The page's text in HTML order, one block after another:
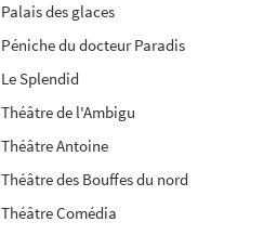
Palais des glaces
Péniche du docteur Paradis
Le Splendid
Théâtre de l'Ambigu
Théâtre Antoine
Théâtre des Bouffes du nord
Théâtre Comédia